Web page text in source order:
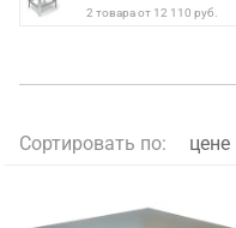
2 товара от 12 110 руб.
Сортировать по: цене